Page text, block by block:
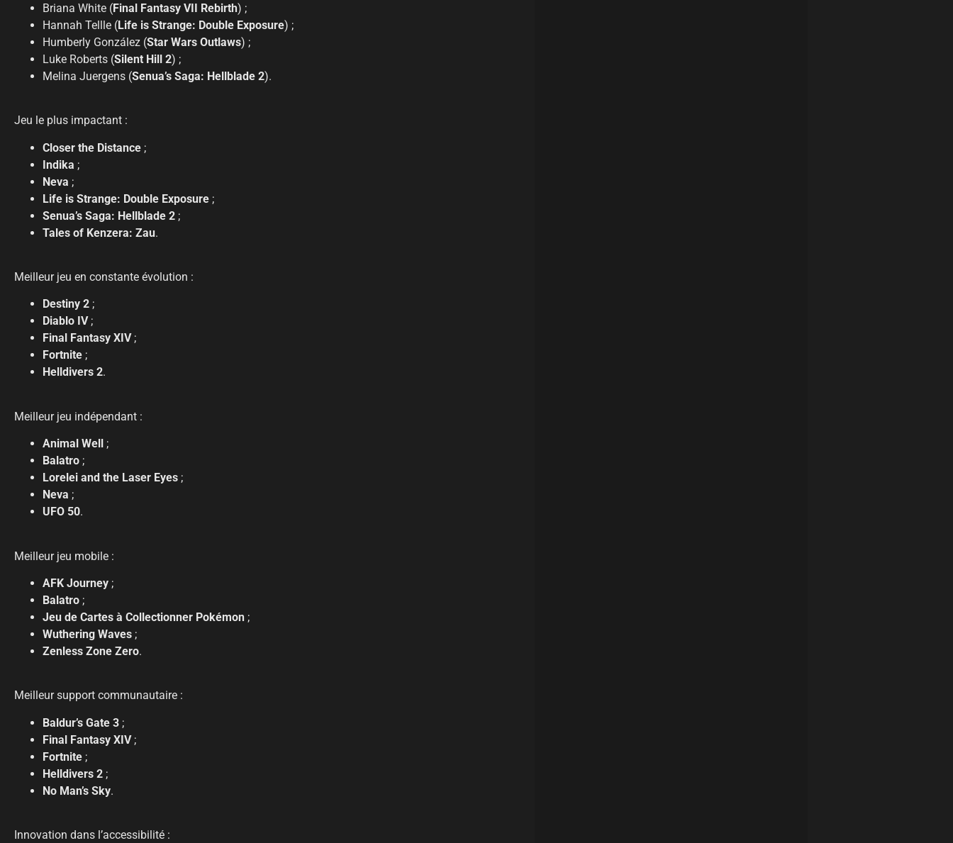
Briana White (Final Fantasy VII Rebirth) ;
Hannah Tellle (Life is Strange: Double Exposure) ;
Humberly González (Star Wars Outlaws) ;
Luke Roberts (Silent Hill 2) ;
Melina Juergens (Senua’s Saga: Hellblade 2).
Jeu le plus impactant :
Closer the Distance ;
Indika ;
Neva ;
Life is Strange: Double Exposure ;
Senua’s Saga: Hellblade 2 ;
Tales of Kenzera: Zau.
Meilleur jeu en constante évolution :
Destiny 2 ;
Diablo IV;
Final Fantasy XIV;
Fortnite ;
Helldivers 2.
Meilleur jeu indépendant :
Animal Well
;
Balatro ;
Lorelei and the Laser Eyes ;
Neva ;
UFO 50.
Meilleur jeu mobile :
AFK Journey ;
Balatro ;
Jeu de Cartes à Collectionner Pokémon ;
Wuthering Waves ;
Zenless Zone Zero.
Meilleur support communautaire :
Baldur’s Gate 3 ;
Final Fantasy XIV;
Fortnite ;
Helldivers 2 ;
No Man’s Sky.
Innovation dans l’accessibilité :